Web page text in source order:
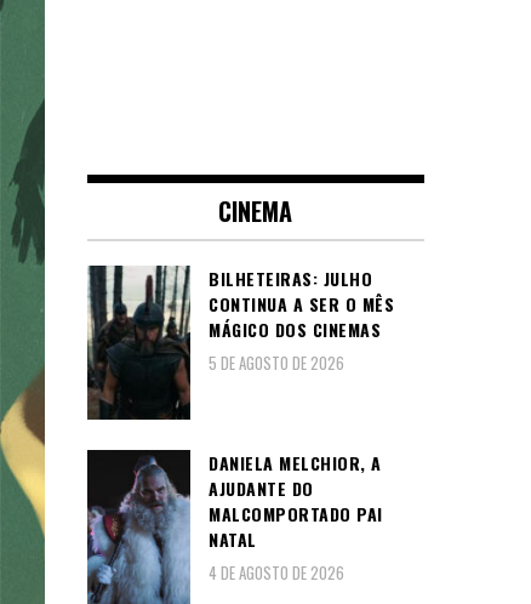
CINEMA
BILHETEIRAS: JULHO
CONTINUA A SER O MÊS
MÁGICO DOS CINEMAS
5 DE AGOSTO DE 2026
DANIELA MELCHIOR, A
AJUDANTE DO
MALCOMPORTADO PAI
NATAL
4 DE AGOSTO DE 2026